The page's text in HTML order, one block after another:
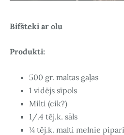
Bifšteki ar olu
Produkti:
500 gr. maltas gaļas
1 vidējs sīpols
Milti (cik?)
1/.4 tēj.k. sāls
¼ tēj.k. malti melnie pipari